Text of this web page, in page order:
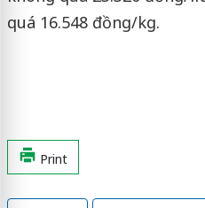
quá 16.548 đồng/kg.
Print